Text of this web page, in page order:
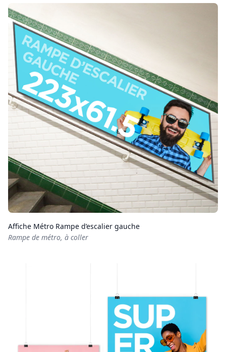
Affiche Métro Rampe d’escalier gauche
Rampe de métro, à coller